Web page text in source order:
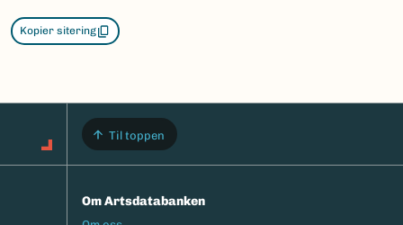
Kopier sitering
Til toppen
Om Artsdatabanken